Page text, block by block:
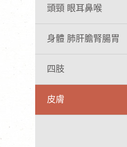
頭頸 眼耳鼻喉
身體 肺肝膽腎腸胃
四肢
皮膚